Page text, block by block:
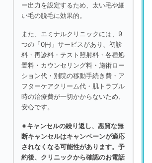
ー出力を設定するため、太い毛や細
い毛の脱毛に効果的。
また、エミナルクリニックには、9
つの「0円」サービスがあり、初診
料・再診料・テスト照射料・各種処
置料・カウンセリング料・施術ロー
ション代・別院の移動手続き費・ア
フターケアクリーム代・肌トラブル
時の治療費が一切かからないため、
安心です。
※キャンセルの繰り返し、悪質な無
断キャンセルはキャンペーンが適応
されなくなる可能性があります。予
約後、クリニックから確認のお電話